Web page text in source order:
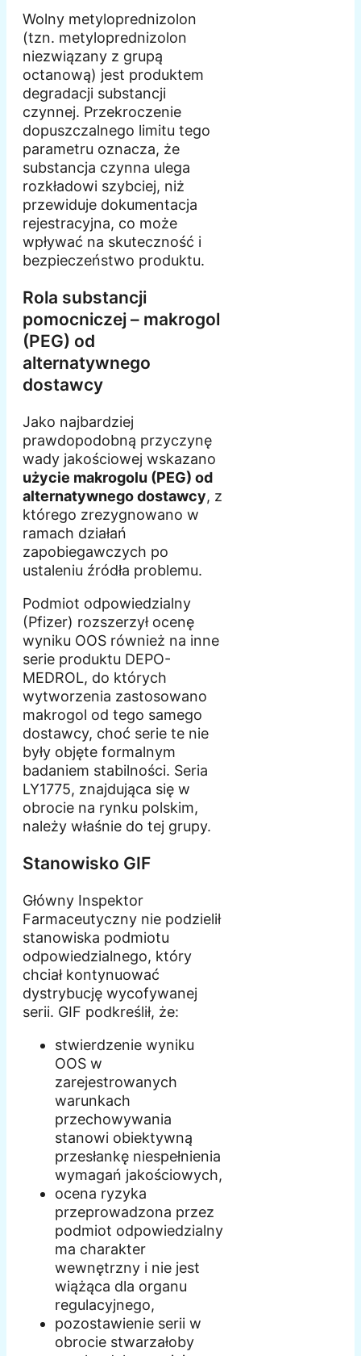
Wolny metyloprednizolon
(tzn. metyloprednizolon
niezwiązany z grupą
octanową) jest produktem
degradacji substancji
czynnej. Przekroczenie
dopuszczalnego limitu tego
parametru oznacza, że
substancja czynna ulega
rozkładowi szybciej, niż
przewiduje dokumentacja
rejestracyjna, co może
wpływać na skuteczność i
bezpieczeństwo produktu.
Rola substancji
pomocniczej – makrogol
(PEG) od
alternatywnego
dostawcy
Jako najbardziej
prawdopodobną przyczynę
wady jakościowej wskazano
użycie makrogolu (PEG) od
alternatywnego dostawcy, z
którego zrezygnowano w
ramach działań
zapobiegawczych po
ustaleniu źródła problemu.
Podmiot odpowiedzialny
(Pfizer) rozszerzył ocenę
wyniku OOS również na inne
serie produktu DEPO-
MEDROL, do których
wytworzenia zastosowano
makrogol od tego samego
dostawcy, choć serie te nie
były objęte formalnym
badaniem stabilności. Seria
LY1775, znajdująca się w
obrocie na rynku polskim,
należy właśnie do tej grupy.
Stanowisko GIF
Główny Inspektor
Farmaceutyczny nie podzielił
stanowiska podmiotu
odpowiedzialnego, który
chciał kontynuować
dystrybucję wycofywanej
serii. GIF podkreślił, że:
stwierdzenie wyniku
OOS w
zarejestrowanych
warunkach
przechowywania
stanowi obiektywną
przesłankę niespełnienia
wymagań jakościowych,
ocena ryzyka
przeprowadzona przez
podmiot odpowiedzialny
ma charakter
wewnętrzny i nie jest
wiążąca dla organu
regulacyjnego,
pozostawienie serii w
obrocie stwarzałoby